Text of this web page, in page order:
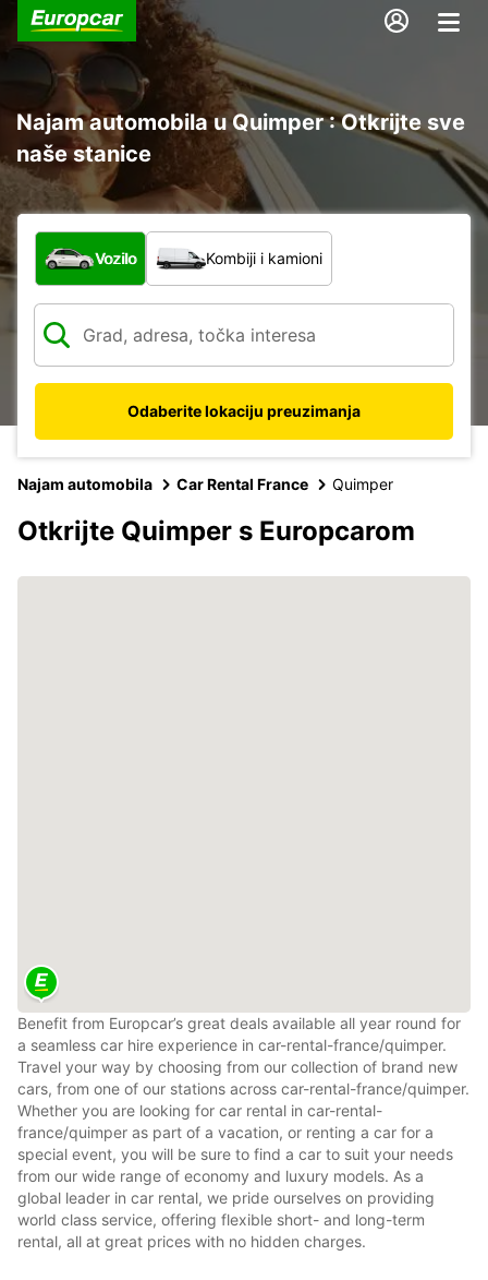
Najam automobila u Quimper : Otkrijte sve
naše stanice
Koja vrsta vozila?
Vozilo Kombiji i kamioni
Odaberite lokaciju preuzimanja
Najam automobila Car Rental France Quimper
Otkrijte Quimper s Europcarom
Benefit from Europcar’s great deals available all year round for
a seamless car hire experience in car-rental-france/quimper.
Travel your way by choosing from our collection of brand new
cars, from one of our stations across car-rental-france/quimper.
Whether you are looking for car rental in car-rental-
france/quimper as part of a vacation, or renting a car for a
special event, you will be sure to find a car to suit your needs
from our wide range of economy and luxury models. As a
global leader in car rental, we pride ourselves on providing
world class service, offering flexible short- and long-term
rental, all at great prices with no hidden charges.